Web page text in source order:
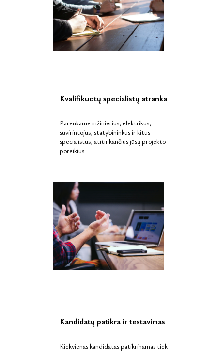
Kvalifikuotų specialistų atranka
Parenkame inžinierius, elektrikus,
suvirintojus, statybininkus ir kitus
specialistus, atitinkančius jūsų projekto
poreikius.
Kandidatų patikra ir testavimas
Kiekvienas kandidatas patikrinamas tiek